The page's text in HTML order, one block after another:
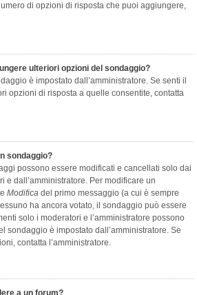
di opzioni di risposta che puoi aggiungere,
ulteriori opzioni del sondaggio?
è impostato dall’amministratore. Se senti il
opzioni di risposta a quelle consentite, contatta
sondaggio?
possono essere modificati e cancellati solo dai
e dall’amministratore. Per modificare un
Modifica del primo messaggio (a cui è sempre
ha ancora votato, il sondaggio può essere
solo i moderatori e l’amministratore possono
sondaggio è impostato dall’amministratore. Se
contatta l’amministratore.
a un forum?